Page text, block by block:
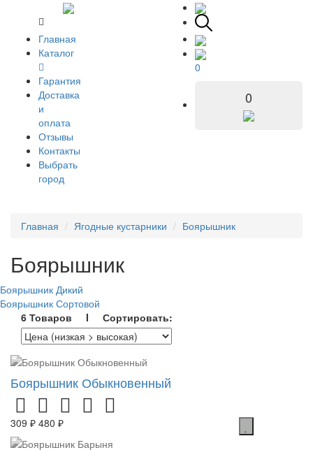
Главная
Каталог
Гарантия
Доставка
и
оплата
Отзывы
Контакты
Выбрать
город
0
0
Главная Ягодные кустарники Боярышник
Боярышник
Боярышник Дикий
Боярышник Сортовой
6 Товаров I Сортировать:
Боярышник Обыкновенный
309 ₽ 480 ₽